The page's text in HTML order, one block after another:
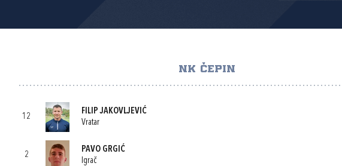
NK ČEPIN
12
FILIP JAKOVLJEVIĆ
Vratar
2
PAVO GRGIĆ
Igrač